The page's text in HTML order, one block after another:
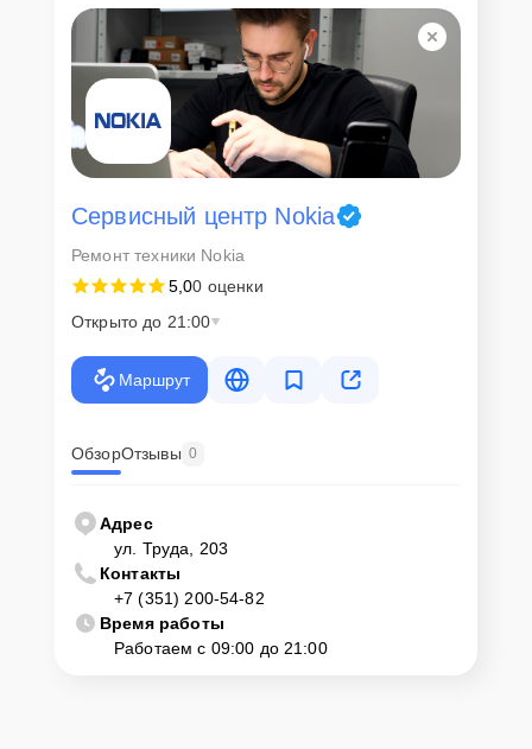
Сервисный центр Nokia
Ремонт техники Nokia
5,00 оценки
Открыто до 21:00
Маршрут
ОбзорОтзывы 0
Адрес
ул. Труда, 203
Контакты
+7 (351) 200-54-82
Время работы
Работаем с 09:00 до 21:00